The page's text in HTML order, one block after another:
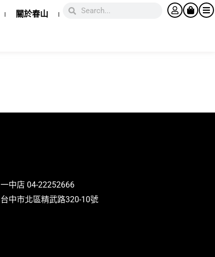
關於春山
一中店 04-22252666
台中市北區精武路320-10號